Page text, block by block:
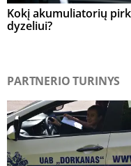
Kokį akumuliatorių
dyzeliui?
PARTNERIO TURINYS